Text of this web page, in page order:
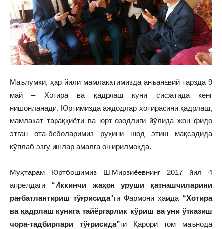
Маълумки, ҳар йили мамлакатимизда анъанавий тарзда 9
май – Хотира ва қадрлаш куни сифатида кенг
нишонланади. Юртимизда аждодлар хотирасини қадрлаш,
мамлакат тараққиёти ва юрт озодлиги йўлида жон фидо
этган ота-боболаримиз руҳини шод этиш мақсадида
кўплаб эзгу ишлар амалга оширилмоқда.
Муҳтарам Юртбошимиз Ш.Мирзиёевнинг 2017 йил 4
апрелдаги “Иккинчи жаҳон уруши қатнашчиларини
рағбатлантириш тўғрисида”ги Фармони ҳамда “Хотира
ва қадрлаш кунига тайёргарлик кўриш ва уни ўтказиш
чора-тадбирлари тўғрисида”ги Қарори том маънода